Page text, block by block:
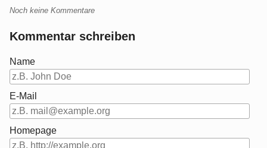
Noch keine Kommentare
Kommentar schreiben
Name
E-Mail
Homepage